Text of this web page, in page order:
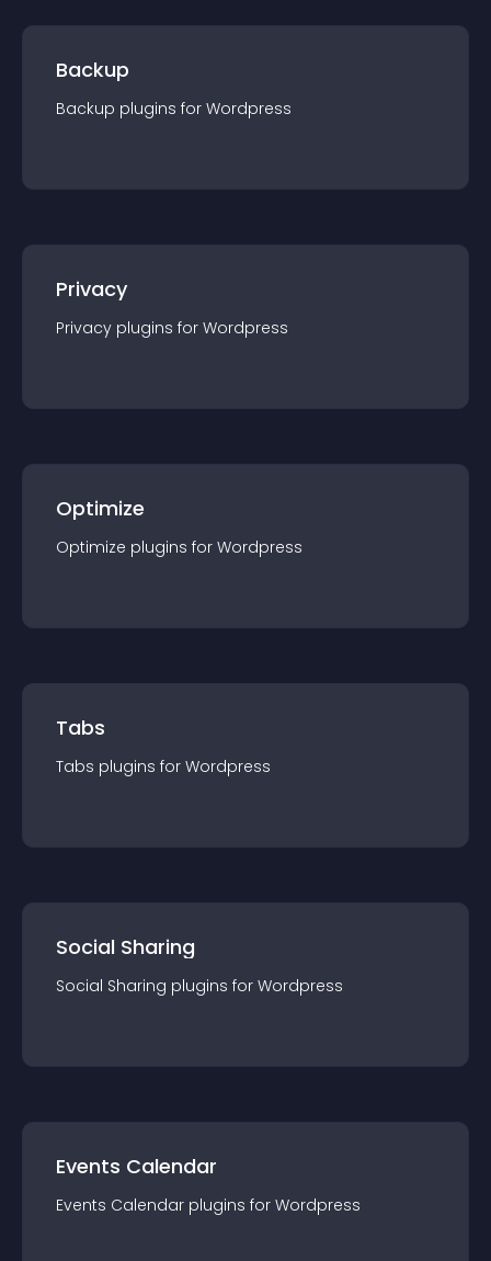
Backup
Backup plugins for Wordpress
Privacy
Privacy plugins for Wordpress
Optimize
Optimize plugins for Wordpress
Tabs
Tabs plugins for Wordpress
Social Sharing
Social Sharing plugins for Wordpress
Events Calendar
Events Calendar plugins for Wordpress